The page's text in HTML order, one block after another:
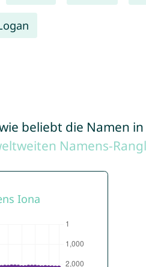
beliebt die Namen
Namens-